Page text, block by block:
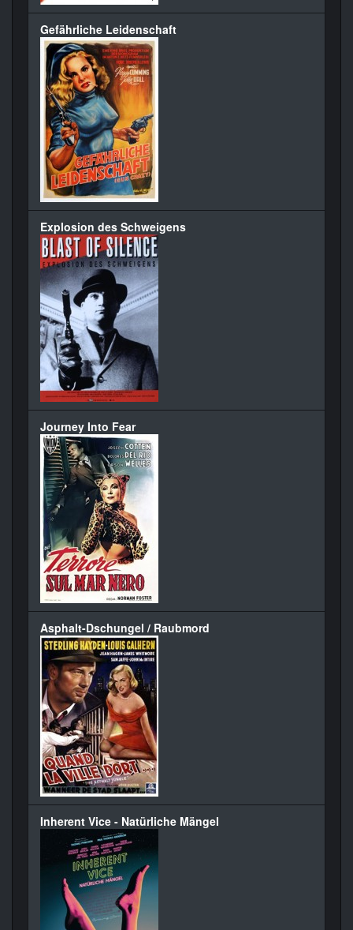
Gefährliche Leidenschaft
Explosion des Schweigens
Journey Into Fear
Asphalt-Dschungel / Raubmord
Inherent Vice - Natürliche Mängel